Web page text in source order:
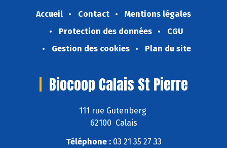
Accueil Contact
Mentions légales
Protection des données
CGU
Gestion des cookies
Plan du site
Biocoop Calais St Pierre
111 rue Gutenberg
62100 Calais
Téléphone :03 21 35 27 33